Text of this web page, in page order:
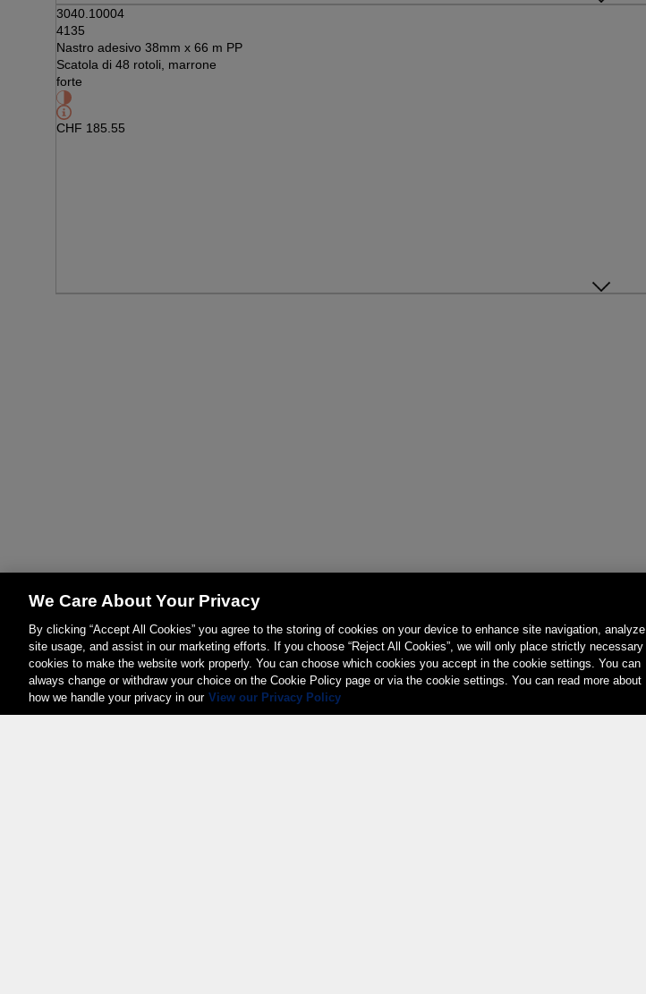
3040.10004
4135
Nastro adesivo 38mm x 66 m PP
Scatola di 48 rotoli, marrone
forte
CHF 185.55
We Care About Your Privacy
By clicking “Accept All Cookies” you agree to the storing of cookies on your device to enhance site navigation, analyze
site usage, and assist in our marketing efforts. If you choose “Reject All Cookies”, we will only place strictly necessary
cookies to make the website work properly. You can choose which cookies you accept in the cookie settings. You can
always change or withdraw your choice on the Cookie Policy page or via the cookie settings. You can read more about
how we handle your privacy in our View our Privacy Policy